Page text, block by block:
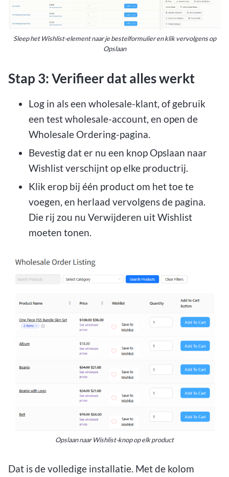
Sleep het Wishlist-element naar je bestelformulier en klik vervolgens op
Opslaan
Stap 3: Verifieer dat alles werkt
Log in als een wholesale-klant, of gebruik
een test wholesale-account, en open de
Wholesale Ordering-pagina.
Bevestig dat er nu een knop Opslaan naar
Wishlist verschijnt op elke productrij.
Klik erop bij één product om het toe te
voegen, en herlaad vervolgens de pagina.
Die rij zou nu Verwijderen uit Wishlist
moeten tonen.
Opslaan naar Wishlist-knop op elk product
Dat is de volledige installatie. Met de kolom